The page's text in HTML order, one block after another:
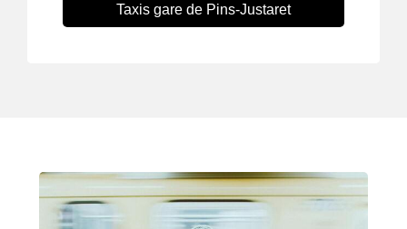
Taxis gare de Pins-Justaret